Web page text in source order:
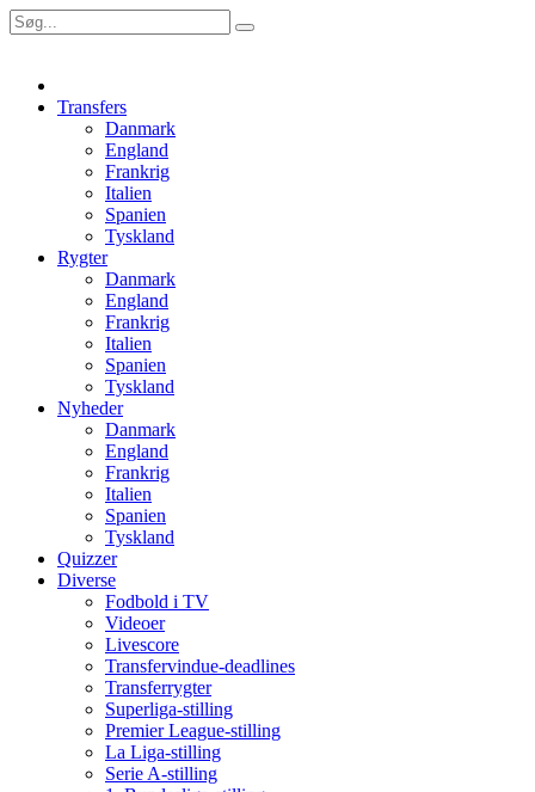
Transfers
Danmark
England
Frankrig
Italien
Spanien
Tyskland
Rygter
Danmark
England
Frankrig
Italien
Spanien
Tyskland
Nyheder
Danmark
England
Frankrig
Italien
Spanien
Tyskland
Quizzer
Diverse
Fodbold i TV
Videoer
Livescore
Transfervindue-deadlines
Transferrygter
Superliga-stilling
Premier League-stilling
La Liga-stilling
Serie A-stilling